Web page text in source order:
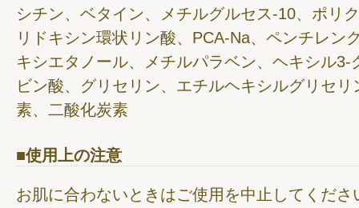
シチン、ベタイン、メチルグルセス-10、ポリ
リドキシン環状リン酸、PCA-Na、ペンチレン
キシエタノール、メチルパラベン、ヘキシル3-
ビン酸、グリセリン、エチルヘキシルグリセ
素、二酸化炭素
■使用上の注意
お肌に合わないときはご使用を中止してくださ